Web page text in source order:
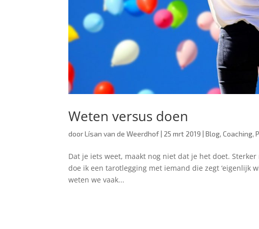
Weten versus doen
doorLísan van de Weerdhof | 25 mrt 2019 |Blog,Coaching,
Dat je iets weet, maakt nog niet dat je het doet.
doe ik een tarotlegging met iemand die zegt ‘eigenlijk
weten we vaak...